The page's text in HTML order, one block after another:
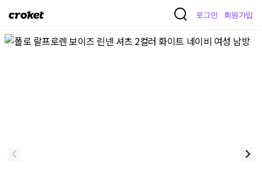
크
켓
로그인 회원가입